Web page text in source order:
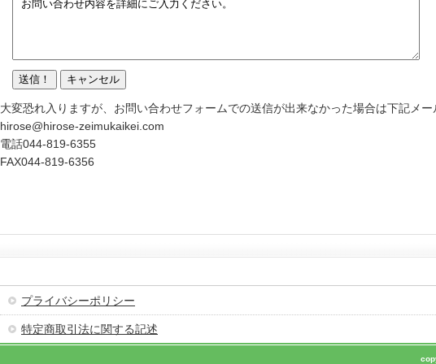
大変恐れ入りますが、お問い合わせフォームでの送信が出来なかった場合は下記メー
hirose@hirose-zeimukaikei.com
電話044-819-6355
FAX044-819-6356
プライバシーポリシー
特定商取引法に関する記述